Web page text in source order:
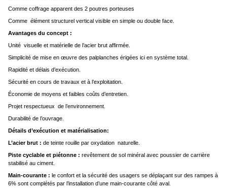
Comme coffrage apparent des 2 poutres porteuses
Comme élément structurel vertical visible en simple ou double face.
Avantages du concept :
Unité visuelle et matérielle de l’acier brut affirmée.
Simplicité de mise en œuvre des palplanches érigées ici en système total.
Rapidité et délais d’exécution.
Sécurité en cours de travaux et à l’exploitation.
Économie de moyens et faibles coûts d’entretien.
Projet respectueux de l’environnement.
Durabilité de l’ouvrage.
Détails d’exécution et matérialisation:
L’acier brut : de teinte rouille par oxydation naturelle.
Piste cyclable et piétonne : revêtement de sol minéral avec poussier de carrière
stabilisé au ciment.
Main-courante : le confort et la sécurité des usagers se déplaçant sur des rampes à
6% sont complétés par l’installation d’une main-courante côté aval.